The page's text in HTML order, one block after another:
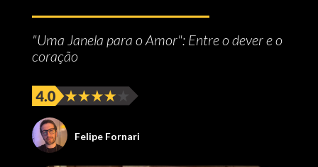
"Uma Janela para o Amor": Entre o dever e o
coração
Felipe Fornari